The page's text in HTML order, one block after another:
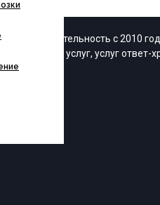
свою деятельность с 2010
услуг, услуг ответ-